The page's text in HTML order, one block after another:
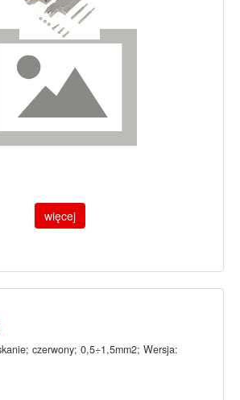
więcej
czerwony; 0,5÷1,5mm2; Wersja: